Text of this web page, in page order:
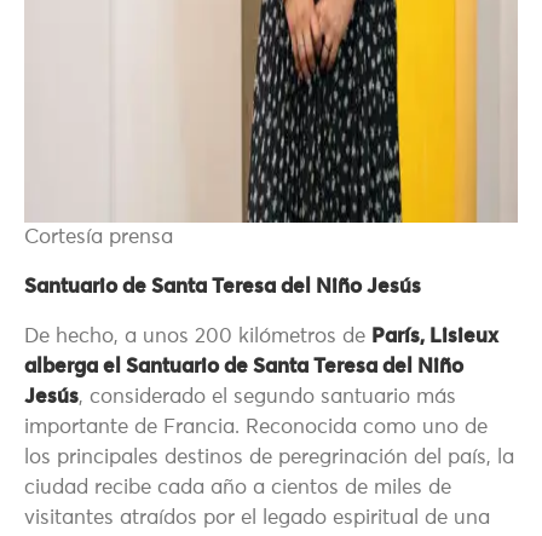
Cortesía prensa
Santuario de Santa Teresa del Niño Jesús
De hecho, a unos 200 kilómetros de París, Lisieux
alberga el Santuario de Santa Teresa del Niño
Jesús, considerado el segundo santuario más
importante de Francia. Reconocida como uno de
los principales destinos de peregrinación del país, la
ciudad recibe cada año a cientos de miles de
visitantes atraídos por el legado espiritual de una